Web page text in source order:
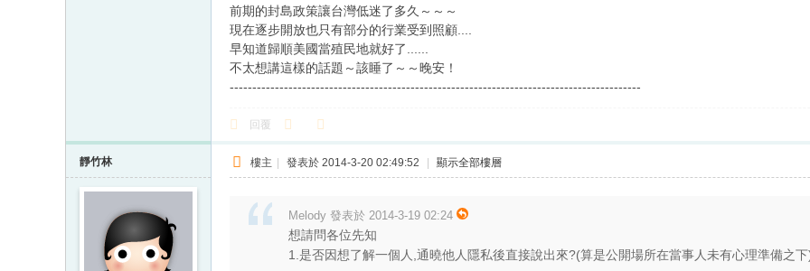
前期的封島政策讓台灣低迷了多久～～～
現在逐步開放也只有部分的行業受到照顧....
早知道歸順美國當殖民地就好了......
不太想講這樣的話題～該睡了～～晚安！
-------------------------------------------------------------------------------------------
回覆
靜竹林 樓主 | 發表於 2014-3-20 02:49:52 | 顯示全部樓層
Melody 發表於 2014-3-19 02:24
想請問各位先知
1.是否因想了解一個人,通曉他人隱私後直接說出來?(算是公開場所在當事人未有心理準備之